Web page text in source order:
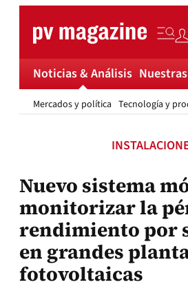
content
Noticias & Análisis
Mercados y política Tecnología y
Nuevo sistema
monitorizar la
rendimiento por
en grandes
fotovoltaicas